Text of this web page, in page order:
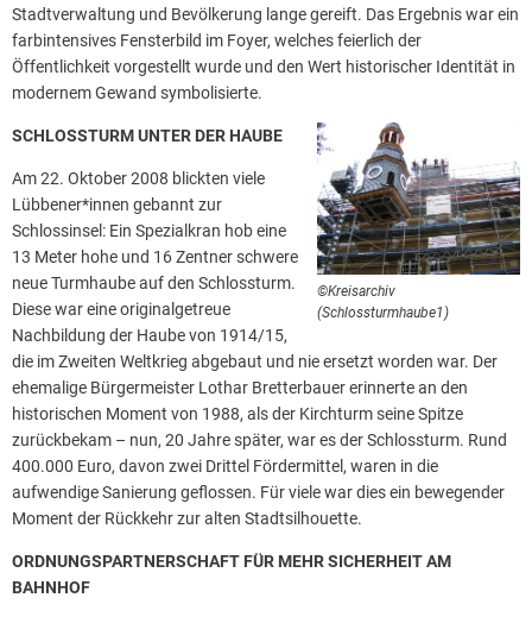
Stadtverwaltung und Bevölkerung lange gereift. Das Ergebnis war ein
farbintensives Fensterbild im Foyer, welches feierlich der
Öffentlichkeit vorgestellt wurde und den Wert historischer Identität in
modernem Gewand symbolisierte.
©Kreisarchiv
(Schlossturmhaube1)
SCHLOSSTURM UNTER DER HAUBE
Am 22. Oktober 2008 blickten viele
Lübbener*innen gebannt zur
Schlossinsel: Ein Spezialkran hob eine
13 Meter hohe und 16 Zentner schwere
neue Turmhaube auf den Schlossturm.
Diese war eine originalgetreue
Nachbildung der Haube von 1914/15,
die im Zweiten Weltkrieg abgebaut und nie ersetzt worden war. Der
ehemalige Bürgermeister Lothar Bretterbauer erinnerte an den
historischen Moment von 1988, als der Kirchturm seine Spitze
zurückbekam – nun, 20 Jahre später, war es der Schlossturm. Rund
400.000 Euro, davon zwei Drittel Fördermittel, waren in die
aufwendige Sanierung geflossen. Für viele war dies ein bewegender
Moment der Rückkehr zur alten Stadtsilhouette.
ORDNUNGSPARTNERSCHAFT FÜR MEHR SICHERHEIT AM
BAHNHOF